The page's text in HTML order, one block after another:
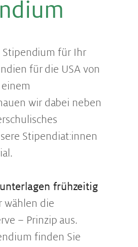
Stipendium für Ihr
für die USA von
wir dabei neben
Stipendiat:innen
frühzeitig
wählen die
– Prinzip aus.
finden Sie